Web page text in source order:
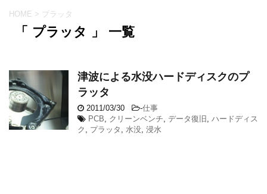
HOME > プラッタ
「 プラッタ 」 一覧
津波による水没ハードディスクのプ
ラッタ
2011/03/30 -仕事
PCB, クリーンベンチ, データ復旧 , ハードディス
ク , プラッタ , 水没, 浸水